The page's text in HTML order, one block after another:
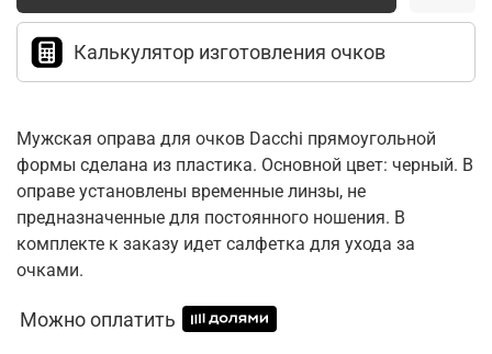
Калькулятор изготовления очков
Мужская оправа для очков Dacchi прямоугольной
формы сделана из пластика. Основной цвет: черный. В
оправе установлены временные линзы, не
предназначенные для постоянного ношения. В
комплекте к заказу идет салфетка для ухода за
очками.
Можно оплатить